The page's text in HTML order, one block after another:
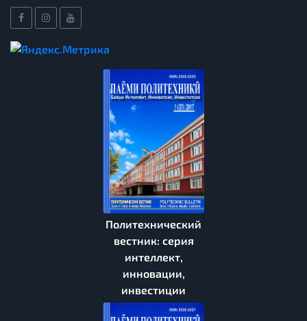
Политехнический
вестник: серия
интеллект,
инновации,
инвестиции